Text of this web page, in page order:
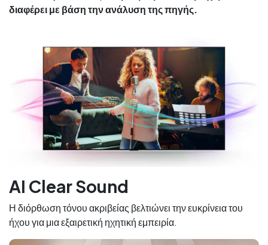
διαφέρει με βάση την ανάλυση της πηγής.
AI Clear Sound
Η διόρθωση τόνου ακριβείας βελτιώνει την ευκρίνεια του
ήχου για μια εξαιρετική ηχητική εμπειρία.